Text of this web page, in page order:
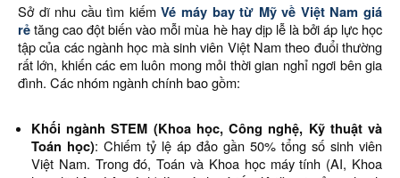
Sở dĩ nhu cầu tìm kiếmVé máy bay từ Mỹ về Việt Nam giá
rẻtăng cao đột biến vào mỗi mùa hè hay dịp lễ là bởi áp lực học
tập của các ngành học mà sinh viên Việt Nam theo đuổi thường
rất lớn, khiến các em luôn mong mỏi thời gian nghỉ ngơi bên gia
đình. Các nhóm ngành chính bao gồm:
Khối ngành STEM (Khoa học, Công nghệ, Kỹ thuật và
Toán học): Chiếm tỷ lệ áp đảo gần 50% tổng số sinh viên
Việt Nam. Trong đó, Toán và Khoa học máy tính (AI, Khoa